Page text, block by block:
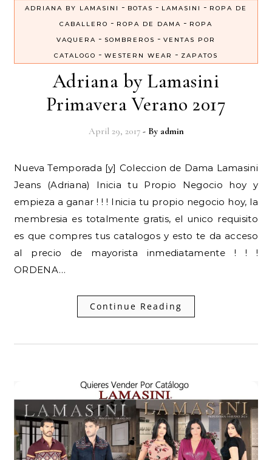
ADRIANA BY LAMASINI - BOTAS - LAMASINI - ROPA DE
CABALLERO - ROPA DE DAMA - ROPA
VAQUERA - SOMBREROS - VENTAS POR
CATALOGO - WESTERN WEAR - ZAPATOS
Adriana by Lamasini
Primavera Verano 2017
April 29, 2017 - By admin
Nueva Temporada [y] Coleccion de Dama Lamasini
Jeans (Adriana) Inicia tu Propio Negocio hoy y
empieza a ganar ! ! ! Inicia tu propio negocio hoy, la
membresia es totalmente gratis, el unico requisito
es que compres tus catalogos y esto te da acceso
al precio de mayorista inmediatamente ! ! !
ORDENA…
Continue Reading